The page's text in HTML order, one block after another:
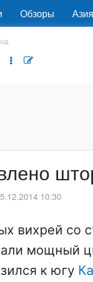
Обзоры Азия
10:30
вихрей со
мощный
к югу